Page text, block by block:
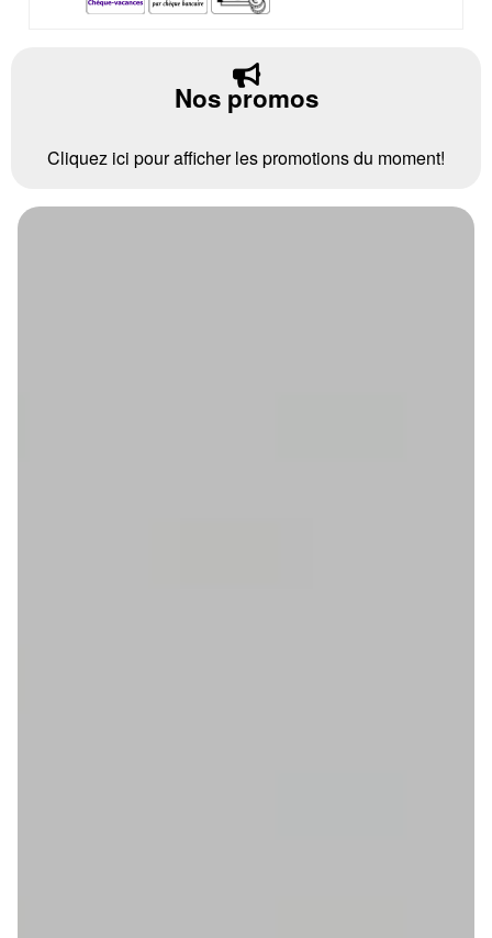
Nos promos
Cliquez ici pour afficher les promotions du moment!